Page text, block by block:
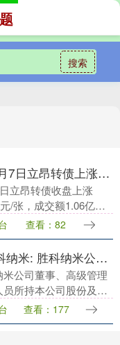
搜索
杠杆配资网 11月7日立昂转债上涨012%，转股溢价率3206%
立昂转债收盘上涨
/张，成交额1.06亿
。 资料显示，立昂
，债券期....
查看：82
杠杆配资网 胜科纳米: 胜科纳米公司董事、高级管理人员和核心技术人员所持本公司股份及其变动管理制度内容摘要
米公司董事、高级管理
所持本公司股份及其
配资网 胜科纳米（苏
定了董事、高级管理
查看：177